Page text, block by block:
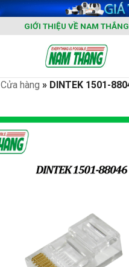
GIỚI THIỆU VỀ NAM THẮNG
Cửa hàng » DINTEK 1501-